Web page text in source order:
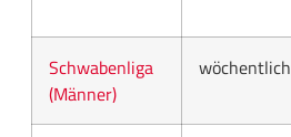
Schwabenliga
(Männer)
wöchentlich